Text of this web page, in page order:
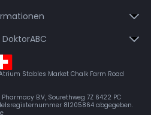
DoktorABC
Stables Market Chalk Farm Road
B.V, Sourethweg 7Z 6422 PC
81205864 abgegeben.